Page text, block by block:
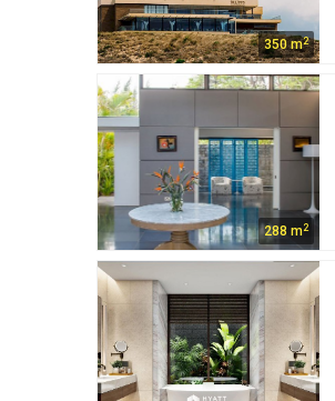
350 m2
288 m2